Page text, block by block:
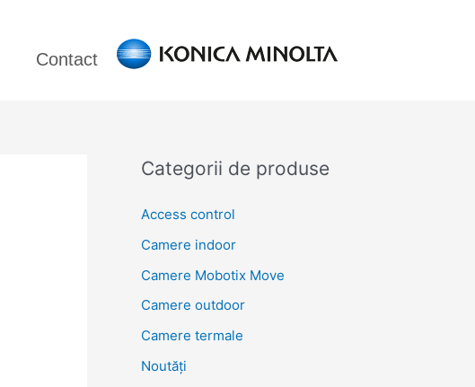
Contact
Categorii de produse
Access control
Camere indoor
Camere Mobotix Move
Camere outdoor
Camere termale
Noutăți